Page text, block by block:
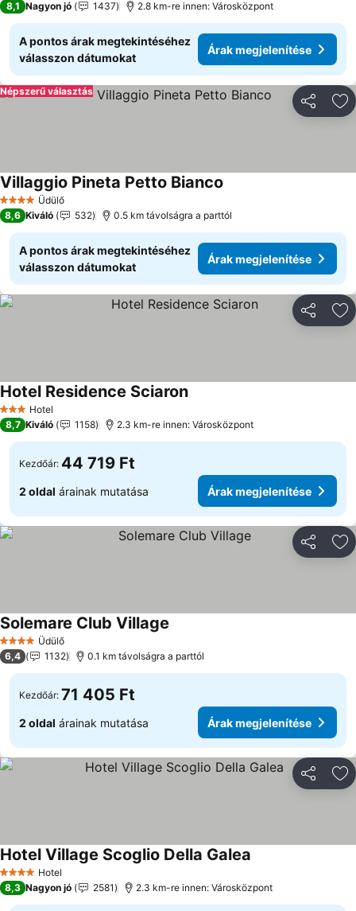
8,1 Nagyon jó 1437 2.8 km-re innen: Városközpont
A pontos árak megtekintéséhez
válasszon dátumokat
Árak megjelenítése
Népszerű választás
4 KategóriaÜdülő
Villaggio Pineta Petto Bianco
8,6 Kiváló 532 0.5 km távolságra a parttól
A pontos árak megtekintéséhez
válasszon dátumokat
Árak megjelenítése
3 Kategória
Hotel
Hotel Residence Sciaron
8,7 Kiváló 1158 2.3 km-re innen: Városközpont
Kezdőár: 44 719 Ft
2 oldal árainak mutatása Árak megjelenítése
4 KategóriaÜdülő
Solemare Club Village
6,4 1132 0.1 km távolságra a parttól
Kezdőár: 71 405 Ft
2 oldal árainak mutatása Árak megjelenítése
4 KategóriaHotel
Hotel Village Scoglio Della Galea
8,3 Nagyon jó 2581 2.3 km-re innen: Városközpont